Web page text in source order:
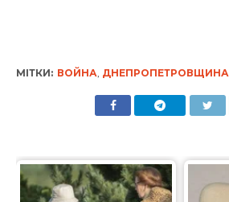
МІТКИ: ВОЙНА ДНЕПРОПЕТРОВЩИНА